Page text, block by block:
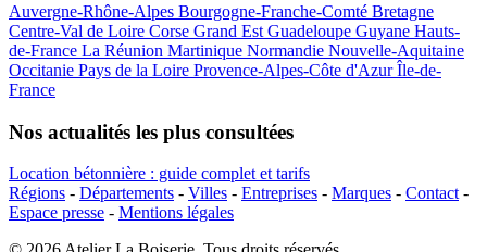
Auvergne-Rhône-Alpes Bourgogne-Franche-Comté Bretagne
Centre-Val de Loire Corse Grand Est Guadeloupe Guyane Hauts-
de-France La Réunion Martinique Normandie Nouvelle-Aquitaine
Occitanie Pays de la Loire Provence-Alpes-Côte d'AzurÎle-de-
France
Nos actualités les plus consultées
Location bétonnière : guide complet et tarifs
Régions - Départements - Villes - Entreprises - Marques - Contact -
Espace presse - Mentions légales